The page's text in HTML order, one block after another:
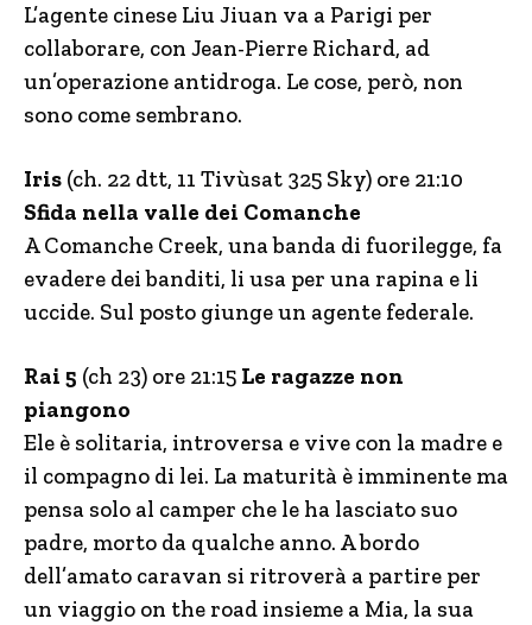
L’agente cinese Liu Jiuan va a Parigi per
collaborare, con Jean-Pierre Richard, ad
un’operazione antidroga. Le cose, però, non
sono come sembrano.
Iris (ch. 22 dtt, 11 Tivùsat 325 Sky) ore 21:10
Sfida nella valle dei Comanche
A Comanche Creek, una banda di fuorilegge, fa
evadere dei banditi, li usa per una rapina e li
uccide. Sul posto giunge un agente federale.
Rai 5 (ch 23) ore 21:15 Le ragazze non
piangono
Ele è solitaria, introversa e vive con la madre e
il compagno di lei. La maturità è imminente ma
pensa solo al camper che le ha lasciato suo
padre, morto da qualche anno. A bordo
dell’amato caravan si ritroverà a partire per
un viaggio on the road insieme a Mia, la sua